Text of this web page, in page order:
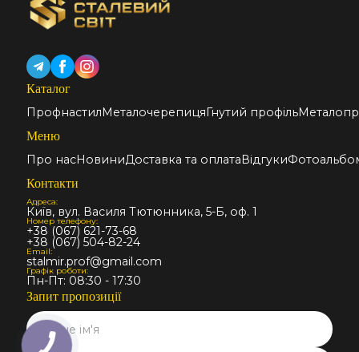
Каталог
ПрофнастилМеталочерепицяГнутий профіль
Меню
Про насНовиниДоставка та оплатаВідгуки
Контакти
Адреса:
Київ, вул. Василя Тютюнника, 5-Б, оф. 1
Номер телефону:
+38 (067) 621-73-68
+38 (067) 504-82-24
Email:
stalmir.prof@gmail.com
Графік роботи:
Пн-Пт: 08:30 - 17:30
Запит пропозиції
КНОПКА